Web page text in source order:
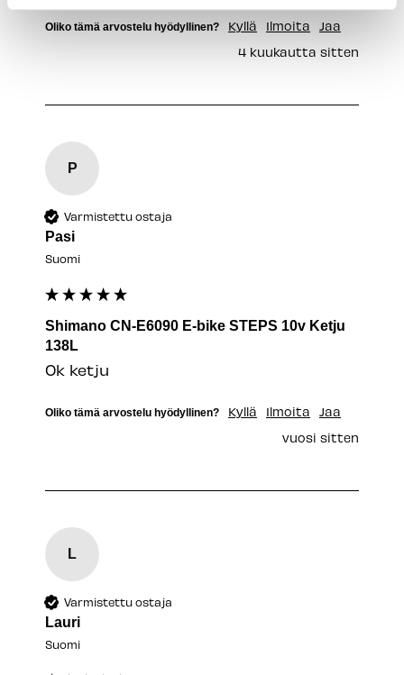
Oliko tämä arvostelu hyödyllinen? Kyllä Ilmoita
Jaa
4 kuukautta sitten
P
Varmistettu ostaja
Pasi
Suomi
Shimano CN-E6090 E-bike STEPS 10v Ketju
138L
Ok ketju
Oliko tämä arvostelu hyödyllinen? Kyllä Ilmoita
Jaa
vuosi sitten
L
Varmistettu ostaja
Lauri
Suomi